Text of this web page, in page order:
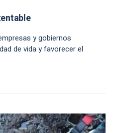
y gobiernos
de vida y favorecer el